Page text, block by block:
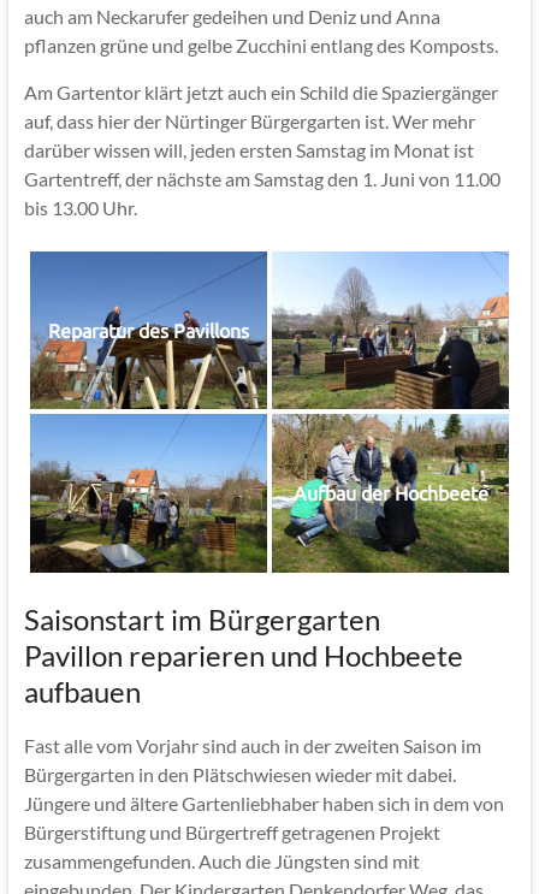
auch am Neckarufer gedeihen und Deniz und Anna
pflanzen grüne und gelbe Zucchini entlang des Komposts.
Am Gartentor klärt jetzt auch ein Schild die Spaziergänger
auf, dass hier der Nürtinger Bürgergarten ist. Wer mehr
darüber wissen will, jeden ersten Samstag im Monat ist
Gartentreff, der nächste am Samstag den 1. Juni von 11.00
bis 13.00 Uhr.
Reparatur des Pavillons
Aufbau der Hochbeete
Saisonstart im Bürgergarten
Pavillon reparieren und Hochbeete
aufbauen
Fast alle vom Vorjahr sind auch in der zweiten Saison im
Bürgergarten in den Plätschwiesen wieder mit dabei.
Jüngere und ältere Gartenliebhaber haben sich in dem von
Bürgerstiftung und Bürgertreff getragenen Projekt
zusammengefunden. Auch die Jüngsten sind mit